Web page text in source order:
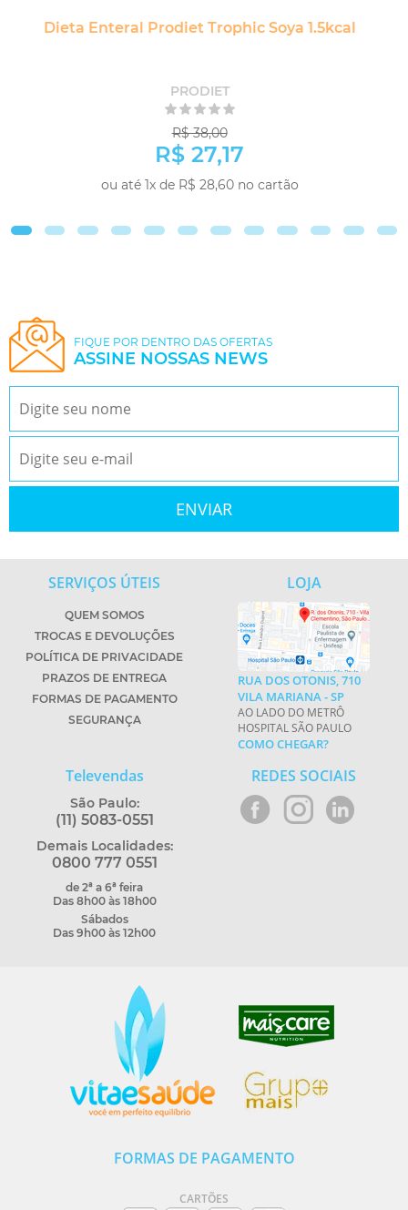
Dieta Enteral Prodiet Trophic Soya 1.5kcal
PRODIET
R$ 38,00
R$ 27,17
ou até 1x de R$ 28,60 no cartão
FIQUE POR DENTRO DAS OFERTAS
ASSINE NOSSAS NEWS
SERVIÇOS ÚTEIS
QUEM SOMOS
TROCAS E DEVOLUÇÕES
POLÍTICA DE PRIVACIDADE
PRAZOS DE ENTREGA
FORMAS DE PAGAMENTO
SEGURANÇA
LOJA
RUA DOS OTONIS, 710
VILA MARIANA - SP
AO LADO DO METRÔ
HOSPITAL SÃO PAULO
COMO CHEGAR?
Televendas
São Paulo:
(11) 5083-0551
Demais Localidades:
0800 777 0551
de 2ª a 6ª feira
Das 8h00 às 18h00
Sábados
Das 9h00 às 12h00
REDES SOCIAIS
FORMAS DE PAGAMENTO
CARTÕES